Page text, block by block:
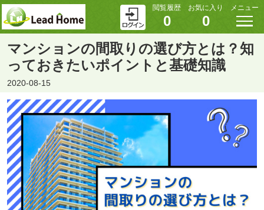
閲覧履歴
0
お気に入り
0
メニュー
マンションの間取りの選び方とは？知
っておきたいポイントと基礎知識
2020-08-15